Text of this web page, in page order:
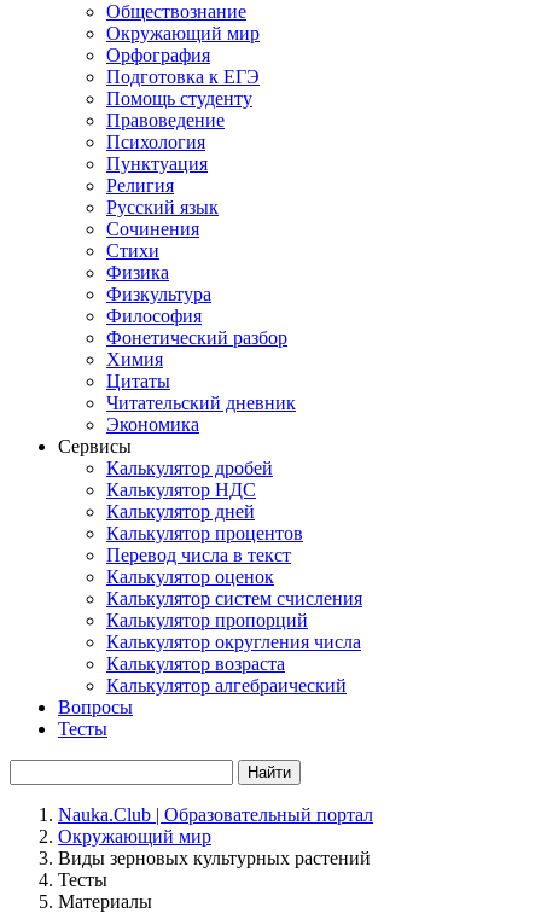
Обществознание
Окружающий мир
Орфография
Подготовка к ЕГЭ
Помощь студенту
Правоведение
Психология
Пунктуация
Религия
Русский язык
Сочинения
Стихи
Физика
Физкультура
Философия
Фонетический разбор
Химия
Цитаты
Читательский дневник
Экономика
Сервисы
Калькулятор дробей
Калькулятор НДС
Калькулятор дней
Калькулятор процентов
Перевод числа в текст
Калькулятор оценок
Калькулятор систем счисления
Калькулятор пропорций
Калькулятор округления числа
Калькулятор возраста
Калькулятор алгебраический
Вопросы
Тесты
Найти
Nauka.Club | Образовательный портал
Окружающий мир
Виды зерновых культурных растений
Тесты
Материалы